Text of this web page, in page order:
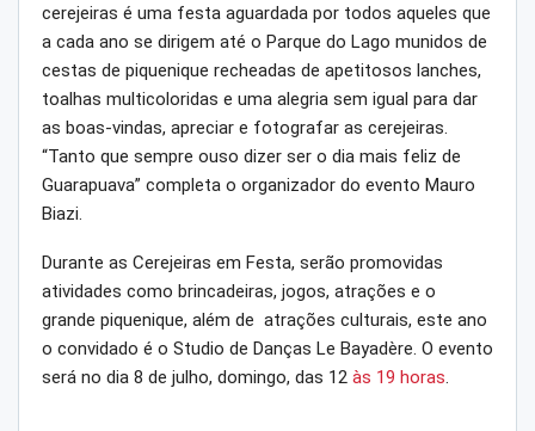
cerejeiras é uma festa aguardada por todos aqueles que
a cada ano se dirigem até o Parque do Lago munidos de
cestas de piquenique recheadas de apetitosos lanches,
toalhas multicoloridas e uma alegria sem igual para dar
as boas-vindas, apreciar e fotografar as cerejeiras.
“Tanto que sempre ouso dizer ser o dia mais feliz de
Guarapuava” completa o organizador do evento Mauro
Biazi.
Durante as Cerejeiras em Festa, serão promovidas
atividades como brincadeiras, jogos, atrações e o
grande piquenique, além de atrações culturais, este ano
o convidado é o Studio de Danças Le Bayadère. O evento
será no dia 8 de julho, domingo, das 12 às 19 horas